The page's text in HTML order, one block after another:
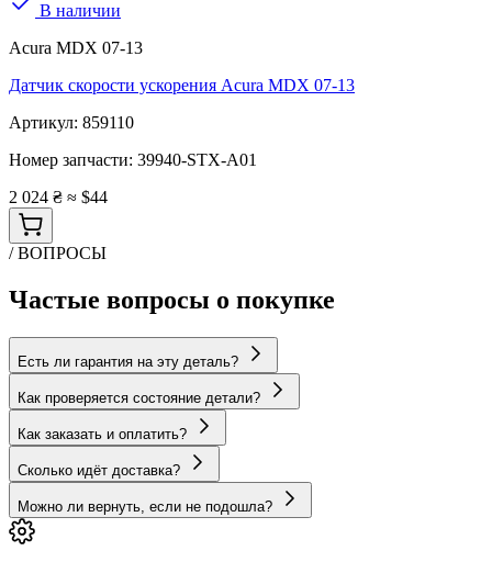
В наличии
Acura MDX 07-13
Датчик скорости ускорения Acura MDX 07-13
Артикул: 859110
Номер запчасти: 39940-STX-A01
2 024 ₴ ≈ $44
/ ВОПРОСЫ
Частые вопросы о покупке
Есть ли гарантия на эту деталь?
Как проверяется состояние детали?
Как заказать и оплатить?
Сколько идёт доставка?
Можно ли вернуть, если не подошла?